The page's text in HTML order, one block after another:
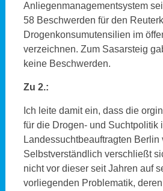
Anliegenmanagementsystem
58 Beschwerden für den
Drogenkonsumutensilien im
verzeichnen. Zum Sasarsteig
keine Beschwerden.
Zu 2.:
Ich leite damit ein, dass die
für die Drogen- und Suchtpolitik
Landessuchtbeauftragten Berlin
Selbstverständlich verschließt
nicht vor dieser seit Jahren auf
vorliegenden Problematik,